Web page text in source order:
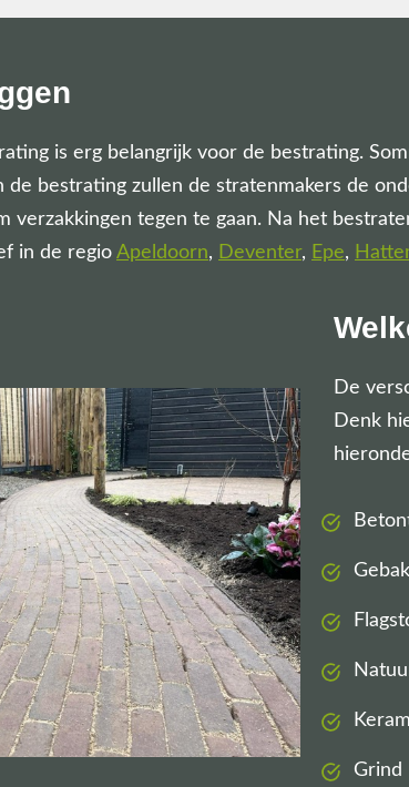
is erg belangrijk voor de bestrating.
de bestrating zullen de stratenmakers de
verzakkingen tegen te gaan. Na het
in de regio Apeldoorn, Deventer, Epe,
De
Denk
Grind